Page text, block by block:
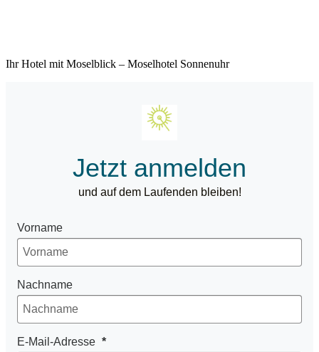
Ihr Hotel mit Moselblick – Moselhotel Sonnenuhr
Jetzt anmelden
und auf dem Laufenden bleiben!
Vorname
Nachname
E-Mail-Adresse